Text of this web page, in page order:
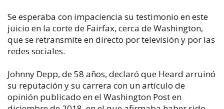
Se esperaba con impaciencia su testimonio en este
juicio en la corte de Fairfax, cerca de Washington,
que se retransmite en directo por televisión y por las
redes sociales.
Johnny Depp, de 58 años, declaró que Heard arruinó
su reputación y su carrera con un artículo de
opinión publicado en el Washington Post en